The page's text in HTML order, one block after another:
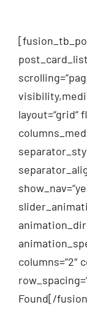
layout=“grid“
columns=“2″
Found[/